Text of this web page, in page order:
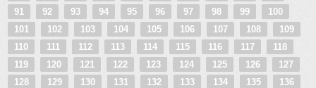
91
92 93 94 95 96 97 98 99
100
101
102 103 104 105 106 107 108
109
110
111 112 113 114 115 116 117
118
119
120 121 122 123 124 125 126
127
128
129 130 131 132 133 134 135
136